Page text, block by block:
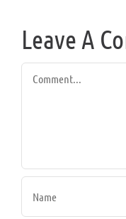
Leave A